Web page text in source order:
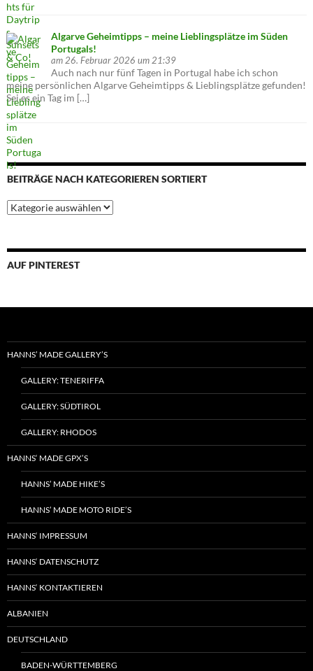
Algarve Geheimtipps – meine Lieblingsplätze im Süden
Portugals!
am 26. Februar 2026 um 21:39
Auch nach nur fünf Tagen in Portugal habe ich schon
meine persönlichen Algarve Geheimtipps & Lieblingsplätze gefunden!
Sei es ein Tag im […]
BEITRÄGE NACH KATEGORIEREN SORTIERT
Beiträge
nach
AUF PINTEREST
HANNS’ MADE GALLERY’S
GALLERY: TENERIFFA
GALLERY: SÜDTIROL
GALLERY: RHODOS
HANNS‘ MADE GPX’S
HANNS’ MADE HIKE’S
HANNS’ MADE MOTO RIDE’S
HANNS‘ IMPRESSUM
HANNS‘ DATENSCHUTZ
HANNS‘ KONTAKTIEREN
ALBANIEN
DEUTSCHLAND
BADEN-WÜRTTEMBERG